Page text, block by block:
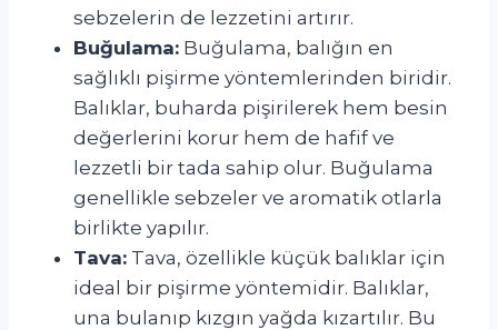
sebzelerin de lezzetini artırır.
Buğulama: Buğulama, balığın en
sağlıklı pişirme yöntemlerinden biridir.
Balıklar, buharda pişirilerek hem besin
değerlerini korur hem de hafif ve
lezzetli bir tada sahip olur. Buğulama
genellikle sebzeler ve aromatik otlarla
birlikte yapılır.
Tava: Tava, özellikle küçük balıklar için
ideal bir pişirme yöntemidir. Balıklar,
una bulanıp kızgın yağda kızartılır. Bu